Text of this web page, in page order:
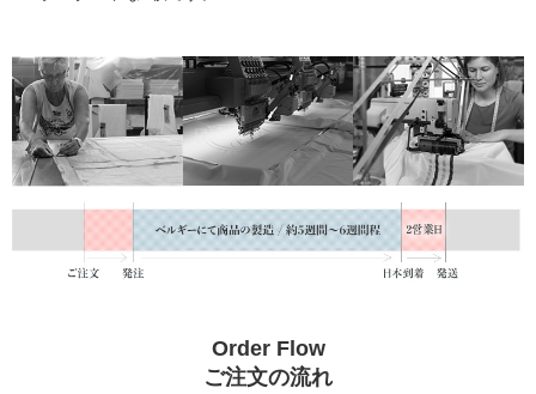
Order Flow
ご注文の流れ